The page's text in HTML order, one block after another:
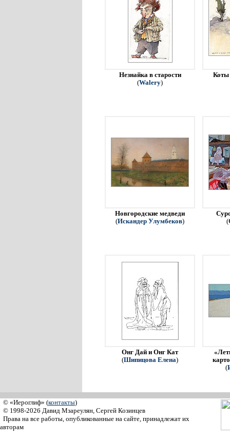
Незнайка в старости
(Walery)
Коты
Новгородские медведи
(Искандер Улумбеков)
(
Онг Дай и Онг Кат
(Шипицова Елена)
(
© «Иероглиф» (контакты)
© 1998-2026 Давид Мзареулян, Сергей Козинцев
Права на все работы, опубликованные на сайте, принадлежат их
авторам